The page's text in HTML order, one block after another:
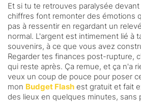
Et si tu te retrouves paralysée
chiffres font remonter des émotions
pas à ressentir en regardant un
normal. L'argent est intimement lié à
souvenirs, à ce que vous avez
Regarder tes finances post-rupture,
qui reste après. Ça remue, et ça n'a
veux un coup de pouce pour poser
mon Budget Flash est gratuit et fait
des lieux en quelques minutes, sans